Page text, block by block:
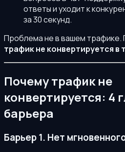
ответы и уходит к
за 30 секунд.
Проблема не в вашем трафике.
трафик не конвертируется в
Почему трафик не
конвертируется: 4
барьера
Барьер 1. Нет